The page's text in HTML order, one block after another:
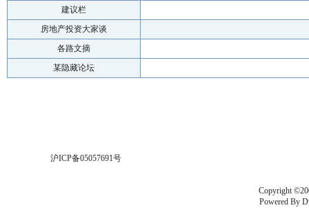
建议栏
房地产投资大家谈
各路文摘
某隐藏论坛
沪ICP备05057691号
Copyright
Powered By